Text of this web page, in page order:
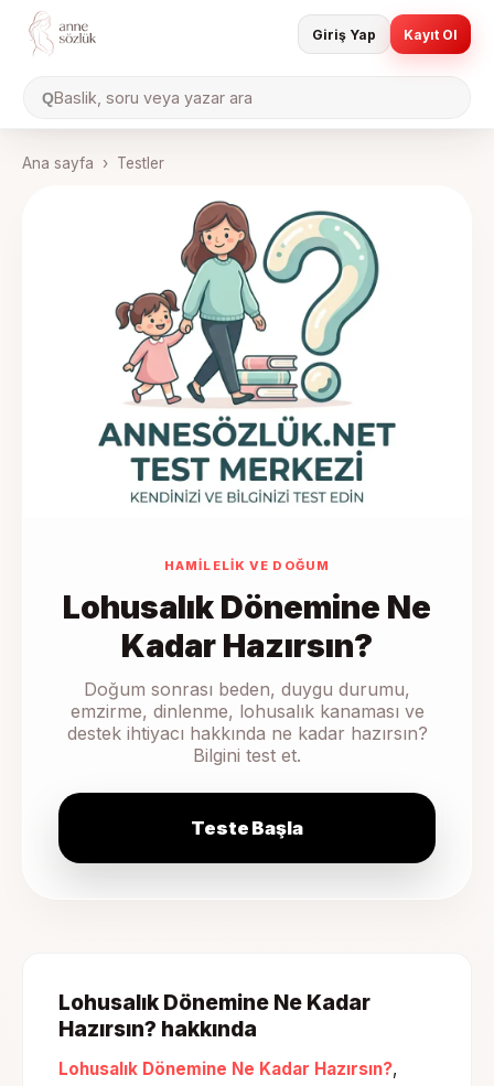
QBaslik, soru veya yazar ara
Giriş Yap Kayıt Ol
Ana sayfa › Testler
HAMILELIK VE DOĞUM
Lohusalık Dönemine Ne
Kadar Hazırsın?
Doğum sonrası beden, duygu durumu,
emzirme, dinlenme, lohusalık kanaması ve
destek ihtiyacı hakkında ne kadar hazırsın?
Bilgini test et.
Teste Başla
Lohusalık Dönemine Ne Kadar
Hazırsın? hakkında
Lohusalık Dönemine Ne Kadar Hazırsın?,